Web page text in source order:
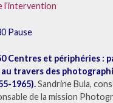
l’intervention
Pause
Centres et périphéries :
travers des
1965).Sandrine Bula,
de la mission